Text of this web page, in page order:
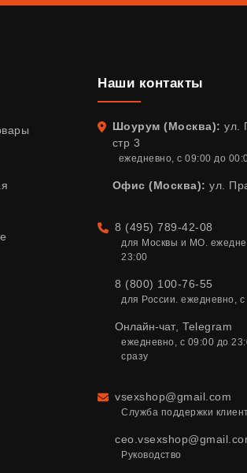
Наши контакты
Адрес
Шоурум (Москва): ул.
стр 3
ежедневно, с 09:00 до
Офис (Москва): ул.
Телефон
8 (495) 789-42-08
для Москвы и МО.
23:00
8 (800) 100-76-55
для России. ежедневно,
Онлайн-чат,Telegram
ежедневно, с 09:00 до
сразу
Email
vsexshop@gmail.com
Служба поддержки
Руководство